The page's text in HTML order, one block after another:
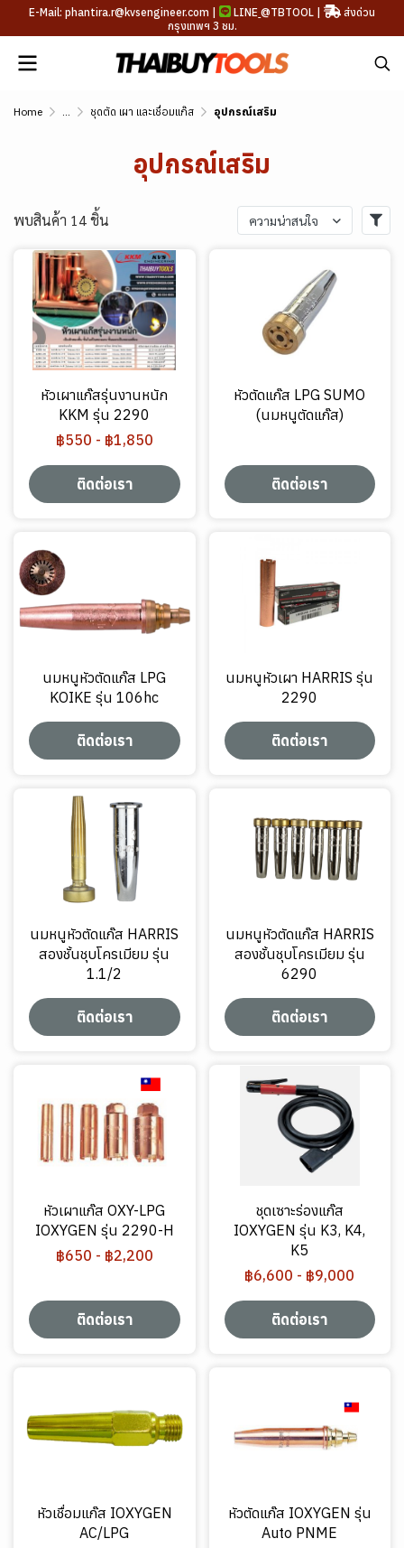
E-Mail: phantira.r@kvsengineer.com | LINE @TBTOOL |
ส่งด่วน
กรุงเทพฯ 3 ชม.
Home ... ชุดตัด เผา และเชื่อมแก๊ส อุปกรณ์เสริม
อุปกรณ์เสริม
พบสินค้า 14 ชิ้น ความน่าสนใจ
หัวเผาแก๊สรุ่นงานหนัก
KKM รุ่น 2290
฿550 - ฿1,850
ติดต่อเรา
หัวตัดแก๊ส LPG SUMO
(นมหนูตัดแก๊ส)
ติดต่อเรา
นมหนูหัวตัดแก๊ส LPG
KOIKE รุ่น 106hc
ติดต่อเรา
นมหนูหัวเผา HARRIS รุ่น
2290
ติดต่อเรา
นมหนูหัวตัดแก๊ส HARRIS
สองชั้นชุบโครเมียม รุ่น
1.1/2
ติดต่อเรา
นมหนูหัวตัดแก๊ส HARRIS
สองชั้นชุบโครเมียม รุ่น
6290
ติดต่อเรา
หัวเผาแก๊ส OXY-LPG
IOXYGEN รุ่น 2290-H
฿650 - ฿2,200
ติดต่อเรา
ชุดเซาะร่องแก๊ส
IOXYGEN รุ่น K3, K4,
K5
฿6,600 - ฿9,000
ติดต่อเรา
หัวเชื่อมแก๊ส IOXYGEN
AC/LPG
หัวตัดแก๊ส IOXYGEN รุ่น
Auto PNME